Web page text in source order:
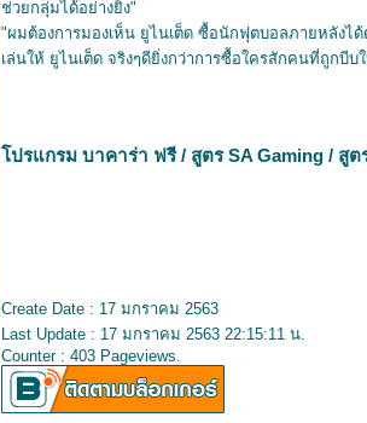
ช่วยกลุ่มได้อย่างยิ่ง"
"ผมต้องการมองเห็น ยูไนเต็ด ซื้อนักฟุตบอลภายหลังไ
เล่นให้ ยูไนเต็ด จริงๆดียิ่งกว่าการซื้อใครสักคนที่ถูกบี
ปรแกรม บาคาร่า ฟรี/ สูตรSA Gaming / สูต
Create Date : 17 มกราคม 2563
Last Update : 17 มกราคม 2563 22:15:11 น.
Counter : 403 Pageviews.